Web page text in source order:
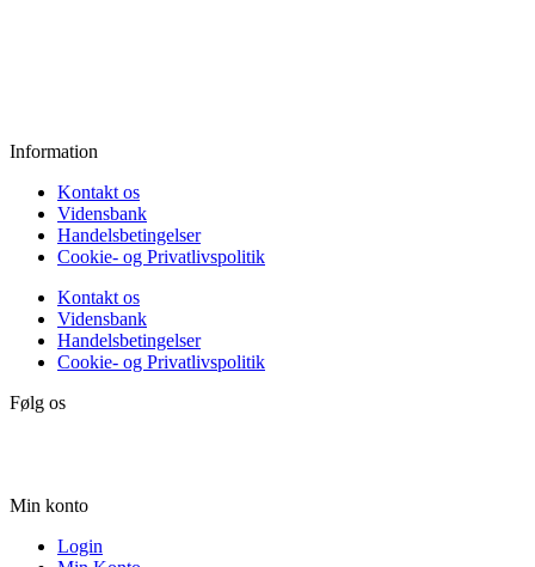
Information
Kontakt os
Vidensbank
Handelsbetingelser
Cookie- og Privatlivspolitik
Kontakt os
Vidensbank
Handelsbetingelser
Cookie- og Privatlivspolitik
Følg os
Min konto
Login